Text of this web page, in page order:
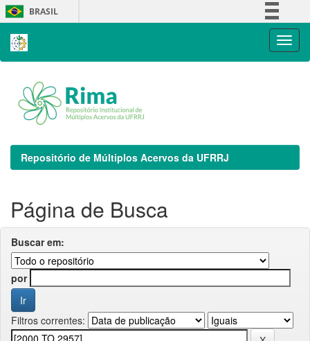
Skip
navigation
BRASIL
Repositório de Múltiplos Acervos da UFRRJ
Página de Busca
Buscar em:
por
Filtros correntes: